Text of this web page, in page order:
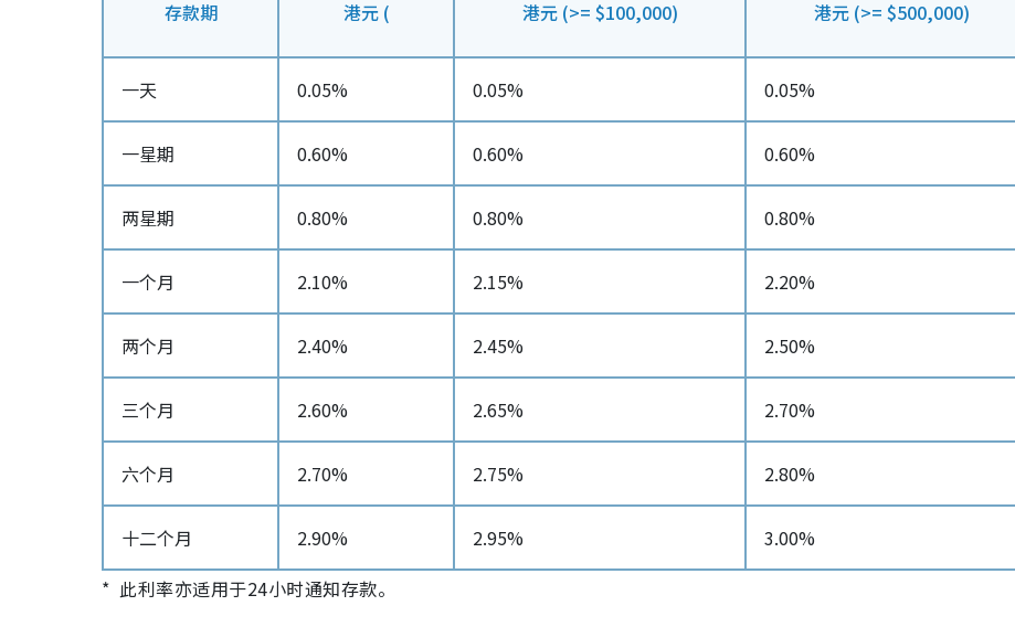
存款期 港元 ( 港元 (>= $100,000) 港元 (>= $500,000)
一天 0.05% 0.05% 0.05%
一星期 0.60% 0.60% 0.60%
两星期 0.80% 0.80% 0.80%
一个月 2.10% 2.15% 2.20%
两个月 2.40% 2.45% 2.50%
三个月 2.60% 2.65% 2.70%
六个月 2.70% 2.75% 2.80%
十二个月 2.90% 2.95%
3.00%
* 此利率亦适用于24小时通知存款。